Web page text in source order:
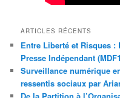
ARTICLES RÉCENTS
Entre Liberté et Risques :
Presse Indépendant
Surveillance numérique
ressentis sociaux par